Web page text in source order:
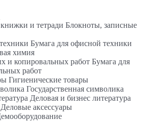
Блокноты, записные
Бумага для офисной техники
химия
Бумага для
работ
Гигиенические товары
Государственная символика
Деловая и бизнес литература
Деловые аксессуары